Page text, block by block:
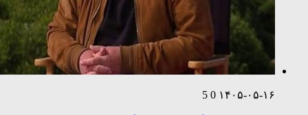
۱۴۰۵-۰۵-۱۶ 0
5